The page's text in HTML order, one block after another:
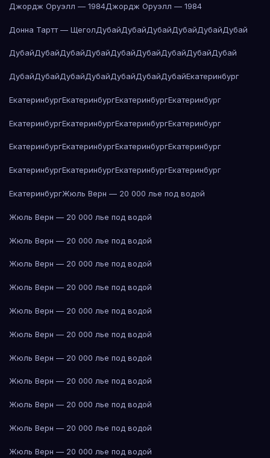
Джордж Оруэлл — 1984Джордж Оруэлл — 1984
Донна Тартт — ЩеголДубайДубайДубайДубайДубайДубай
ДубайДубайДубайДубайДубайДубайДубайДубайДубай
ДубайДубайДубайДубайДубайДубайДубайЕкатеринбург
ЕкатеринбургЕкатеринбургЕкатеринбургЕкатеринбург
ЕкатеринбургЕкатеринбургЕкатеринбургЕкатеринбург
ЕкатеринбургЕкатеринбургЕкатеринбургЕкатеринбург
ЕкатеринбургЕкатеринбургЕкатеринбургЕкатеринбург
ЕкатеринбургЖюль Верн — 20 000 лье под водой
Жюль Верн — 20 000 лье под водой
Жюль Верн — 20 000 лье под водой
Жюль Верн — 20 000 лье под водой
Жюль Верн — 20 000 лье под водой
Жюль Верн — 20 000 лье под водой
Жюль Верн — 20 000 лье под водой
Жюль Верн — 20 000 лье под водой
Жюль Верн — 20 000 лье под водой
Жюль Верн — 20 000 лье под водой
Жюль Верн — 20 000 лье под водой
Жюль Верн — 20 000 лье под водой